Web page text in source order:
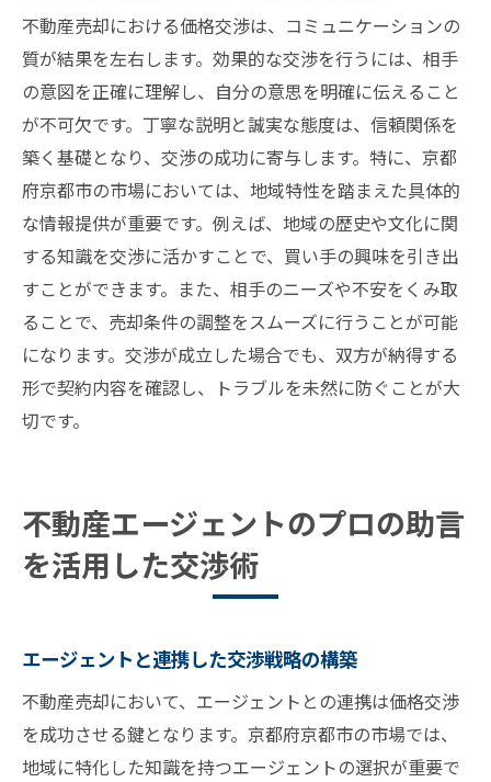
不動産売却における価格交渉は、コミュニケーションの
質が結果を左右します。効果的な交渉を行うには、相手
の意図を正確に理解し、自分の意思を明確に伝えること
が不可欠です。丁寧な説明と誠実な態度は、信頼関係を
築く基礎となり、交渉の成功に寄与します。特に、京都
府京都市の市場においては、地域特性を踏まえた具体的
な情報提供が重要です。例えば、地域の歴史や文化に関
する知識を交渉に活かすことで、買い手の興味を引き出
すことができます。また、相手のニーズや不安をくみ取
ることで、売却条件の調整をスムーズに行うことが可能
になります。交渉が成立した場合でも、双方が納得する
形で契約内容を確認し、トラブルを未然に防ぐことが大
切です。
不動産エージェントのプロの助言
を活用した交渉術
エージェントと連携した交渉戦略の構築
不動産売却において、エージェントとの連携は価格交渉
を成功させる鍵となります。京都府京都市の市場では、
地域に特化した知識を持つエージェントの選択が重要で